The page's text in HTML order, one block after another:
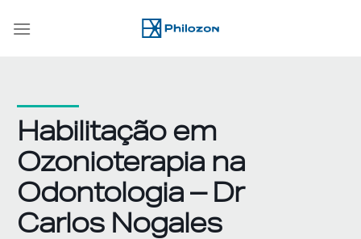
Habilitação em
Ozonioterapia na
Odontologia – Dr
Carlos Nogales